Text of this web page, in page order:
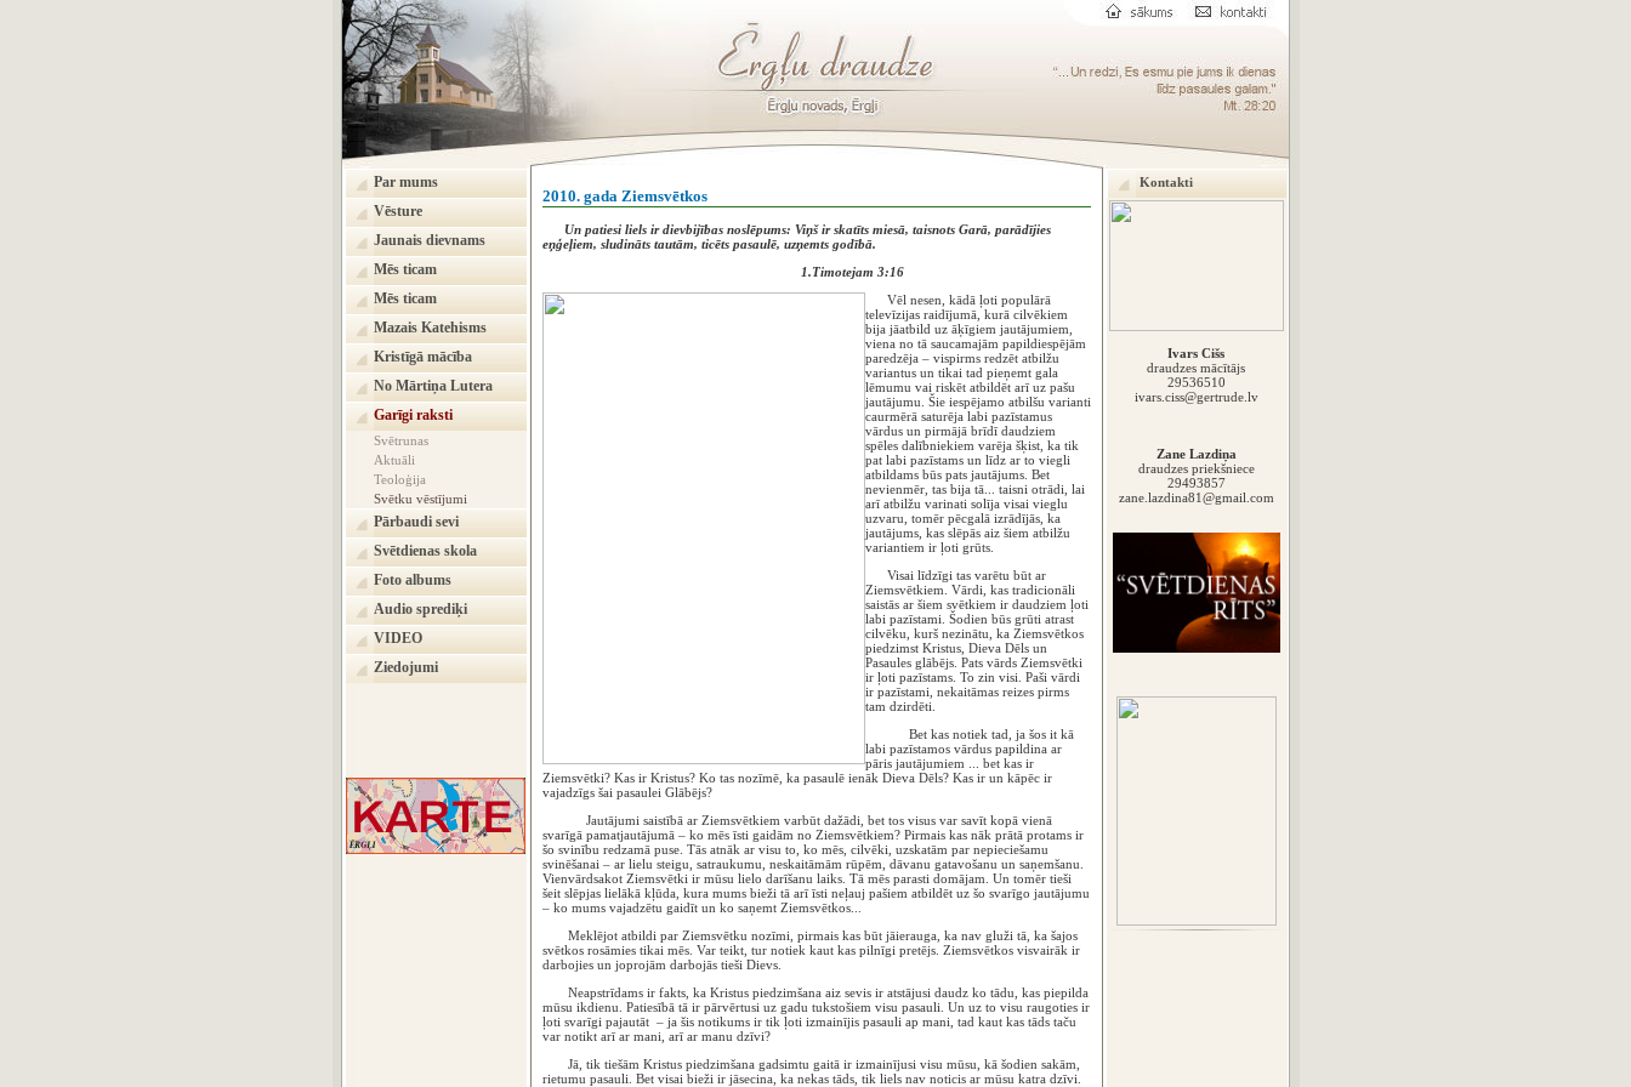
Par mums
Vēsture
Jaunais dievnams
Mēs ticam
Mēs ticam
Mazais Katehisms
Kristīgā mācība
No Mārtiņa Lutera
Garīgi raksti
Svētrunas
Aktuāli
Teoloģija
Svētku vēstījumi
Pārbaudi sevi
Svētdienas skola
Foto albums
Audio sprediķi
VIDEO
Ziedojumi
2010. gada Ziemsvētkos
Un patiesi liels ir dievbijības noslēpums: Viņš ir skatīts miesā, taisnots Garā, parādījies
eņģeļiem, sludināts tautām, ticēts pasaulē, uzņemts godībā.
1.Timotejam 3:16
Vēl nesen, kādā ļoti populārā
televīzijas raidījumā, kurā cilvēkiem
bija jāatbild uz āķīgiem jautājumiem,
viena no tā saucamajām papildiespējām
paredzēja – vispirms redzēt atbilžu
variantus un tikai tad pieņemt gala
lēmumu vai riskēt atbildēt arī uz pašu
jautājumu. Šie iespējamo atbilšu varianti
caurmērā saturēja labi pazīstamus
vārdus un pirmājā brīdī daudziem
spēles dalībniekiem varēja šķist, ka tik
pat labi pazīstams un līdz ar to viegli
atbildams būs pats jautājums. Bet
nevienmēr, tas bija tā... taisni otrādi, lai
arī atbilžu varinati solīja visai vieglu
uzvaru, tomēr pēcgalā izrādījās, ka
jautājums, kas slēpās aiz šiem atbilžu
variantiem ir ļoti grūts.
Visai līdzīgi tas varētu būt ar
Ziemsvētkiem. Vārdi, kas tradicionāli
saistās ar šiem svētkiem ir daudziem ļoti
labi pazīstami. Šodien būs grūti atrast
cilvēku, kurš nezinātu, ka Ziemsvētkos
piedzimst Kristus, Dieva Dēls un
Pasaules glābējs. Pats vārds Ziemsvētki
ir ļoti pazīstams. To zin visi. Paši vārdi
ir pazīstami, nekaitāmas reizes pirms
tam dzirdēti.
Bet kas notiek tad, ja šos it kā
labi pazīstamos vārdus papildina ar
pāris jautājumiem ... bet kas ir
Ziemsvētki? Kas ir Kristus? Ko tas nozīmē, ka pasaulē ienāk Dieva Dēls? Kas ir un kāpēc ir
vajadzīgs šai pasaulei Glābējs?
Jautājumi saistībā ar Ziemsvētkiem varbūt dažādi, bet tos visus var savīt kopā vienā
svarīgā pamatjautājumā – ko mēs īsti gaidām no Ziemsvētkiem? Pirmais kas nāk prātā protams ir
šo svinību redzamā puse. Tās atnāk ar visu to, ko mēs, cilvēki, uzskatām par nepieciešamu
svinēšanai – ar lielu steigu, satraukumu, neskaitāmām rūpēm, dāvanu gatavošanu un saņemšanu.
Vienvārdsakot Ziemsvētki ir mūsu lielo darīšanu laiks. Tā mēs parasti domājam. Un tomēr tieši
šeit slēpjas lielākā kļūda, kura mums bieži tā arī īsti neļauj pašiem atbildēt uz šo svarīgo jautājumu
– ko mums vajadzētu gaidīt un ko saņemt Ziemsvētkos...
Meklējot atbildi par Ziemsvētku nozīmi, pirmais kas būt jāierauga, ka nav gluži tā, ka šajos
svētkos rosāmies tikai mēs. Var teikt, tur notiek kaut kas pilnīgi pretējs. Ziemsvētkos visvairāk ir
darbojies un joprojām darbojās tieši Dievs.
Neapstrīdams ir fakts, ka Kristus piedzimšana aiz sevis ir atstājusi daudz ko tādu, kas piepilda
mūsu ikdienu. Patiesībā tā ir pārvērtusi uz gadu tukstošiem visu pasauli. Un uz to visu raugoties ir
ļoti svarīgi pajautāt – ja šis notikums ir tik ļoti izmainījis pasauli ap mani, tad kaut kas tāds taču
var notikt arī ar mani, arī ar manu dzīvi?
Jā, tik tiešām Kristus piedzimšana gadsimtu gaitā ir izmainījusi visu mūsu, kā šodien sakām,
rietumu pasauli. Bet visai bieži ir jāsecina, ka nekas tāds, tik liels nav noticis ar mūsu katra dzīvi.
Kontakti
Ivars Cišs
draudzes mācītājs
29536510
ivars.ciss@gertrude.lv
Zane Lazdiņa
draudzes priekšniece
29493857
zane.lazdina81@gmail.com